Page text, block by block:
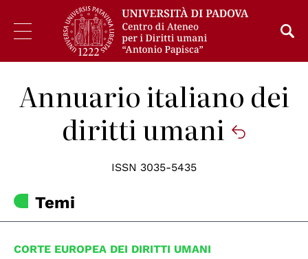
Annuario italiano dei
diritti umani
ISSN 3035-5435
Temi
CORTE EUROPEA DEI DIRITTI UMANI